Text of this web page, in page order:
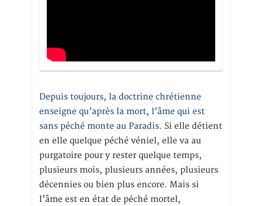
Depuis toujours, la doctrine chrétienne
enseigne qu’après la mort, l’âme qui est
sans péché monte au Paradis. Si elle détient
en elle quelque péché véniel, elle va au
purgatoire pour y rester quelque temps,
plusieurs mois, plusieurs années, plusieurs
décennies ou bien plus encore. Mais si
l’âme est en état de péché mortel,